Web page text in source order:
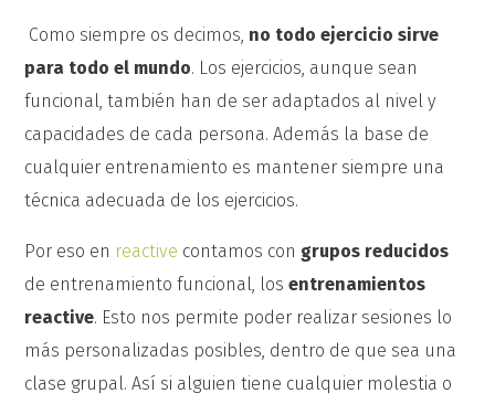
Como siempre os decimos, no todo ejercicio sirve
para todo el mundo. Los ejercicios, aunque sean
funcional, también han de ser adaptados al nivel y
capacidades de cada persona. Además la base de
cualquier entrenamiento es mantener siempre una
técnica adecuada de los ejercicios.
Por eso en reactive contamos con grupos reducidos
de entrenamiento funcional, losentrenamientos
reactive. Esto nos permite poder realizar sesiones lo
más personalizadas posibles, dentro de que sea una
clase grupal. Así si alguien tiene cualquier molestia o